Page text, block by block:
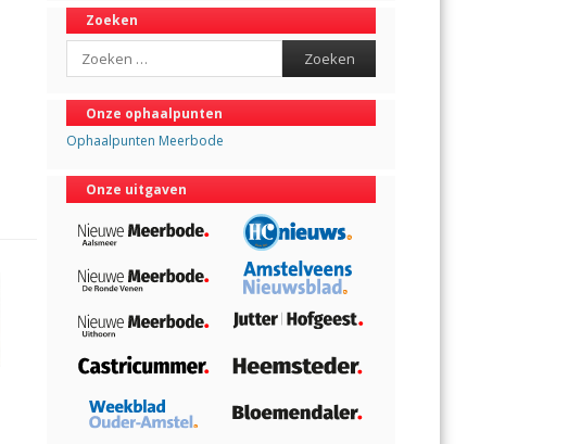
Zoeken
Search
Onze ophaalpunten
Ophaalpunten Meerbode
Onze uitgaven